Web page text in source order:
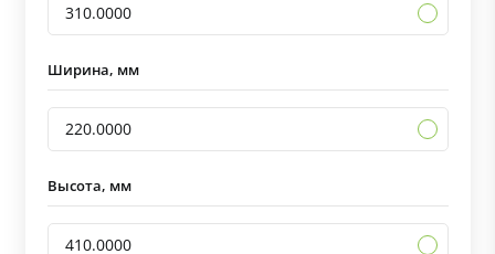
310.0000
Ширина, мм
220.0000
Высота, мм
410.0000